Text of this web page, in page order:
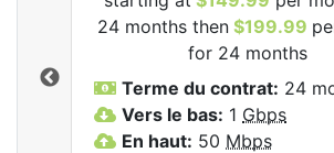
24 months then $199.99
for 24 months
Terme du contrat: 24
Vers le bas: 1 Gbps
En haut: 50 Mbps